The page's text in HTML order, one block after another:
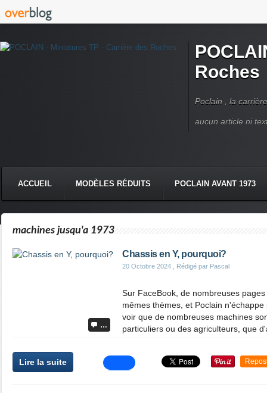
Roches
Poclain , la
aucun article ni
ACCUEIL MODÈLES RÉDUITS POCLAIN AVANT 1973
machines jusqu'a 1973
…
Chassis en Y, pourquoi?
20 Octobre 2024 , Rédigé par Pascal
Sur FaceBook, de nombreuses
mêmes thèmes, et Poclain
voir que de nombreuses machines
particuliers ou des agriculteurs, que
Lire la suite